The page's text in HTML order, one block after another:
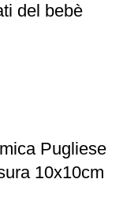
del bebè
Pugliese
10x10cm